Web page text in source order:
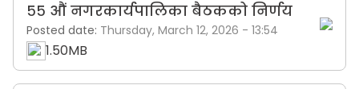
५५ औं नगरकार्यपालिका बैठकको निर्णय
Posted date: Thursday, March 12, 2026 - 13:54
1.50MB